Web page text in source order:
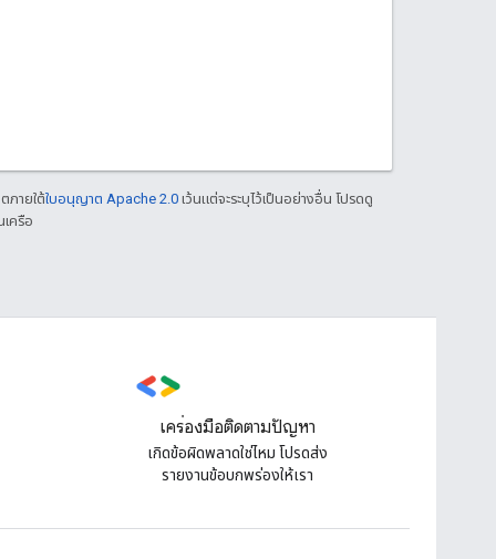
ภายใต้ใบอนุญาต Apache 2.0 เว้นแต่จะระบุไว้เป็นอย่างอื่น โปรดดู
ครือ
เครื่องมือติดตามปัญหา
เกิดข้อผิดพลาดใช่ไหม โปรดส่ง
รายงานข้อบกพร่องให้เรา